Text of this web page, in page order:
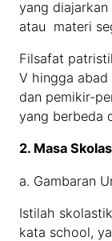
yang
atau materi
Filsafat
V hingga
dan pemikir-
yang berbeda
2. Masa
a. Gambaran
Istilah
kata school,